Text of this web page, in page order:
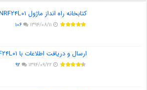
کتابخانه راه انداز ماژول NRF۲۴L۰۱
۱۳۹۴/۰۸/۱۱ ۱۰۶
ارسال و دریافت اطلاعات با NRF۲۴L۰۱
۱۳۹۴/۰۹/۲۲ ۹۲